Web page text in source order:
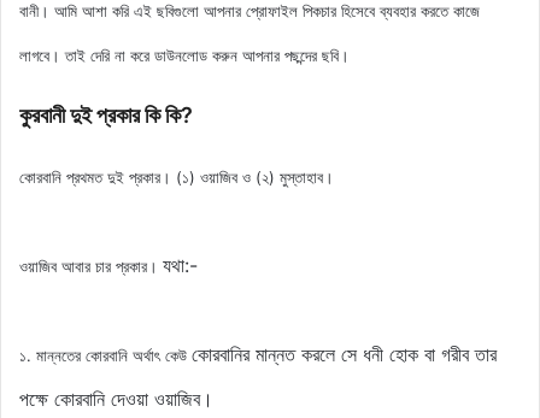
বানী। আমি আশা করি এই ছবিগুলো আপনার প্রোফাইল পিকচার হিসেবে ব্যবহার করতে কাজে
লাগবে। তাই দেরি না করে ডাউনলোড করুন আপনার পছন্দের ছবি।
কুরবানী দুই প্রকার কি কি?
কোরবানি প্রথমত দুই প্রকার। (১) ওয়াজিব ও (২) মুস্তাহাব।
ওয়াজিব আবার চার প্রকার। যথা:-
১. মান্নতের কোরবানি অর্থাৎ কেউ কোরবানির মান্নত করলে সে ধনী হোক বা গরীব তার
পক্ষে কোরবানি দেওয়া ওয়াজিব।